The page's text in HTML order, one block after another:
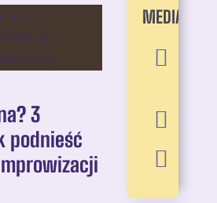
3
podnieść
MEDIA: